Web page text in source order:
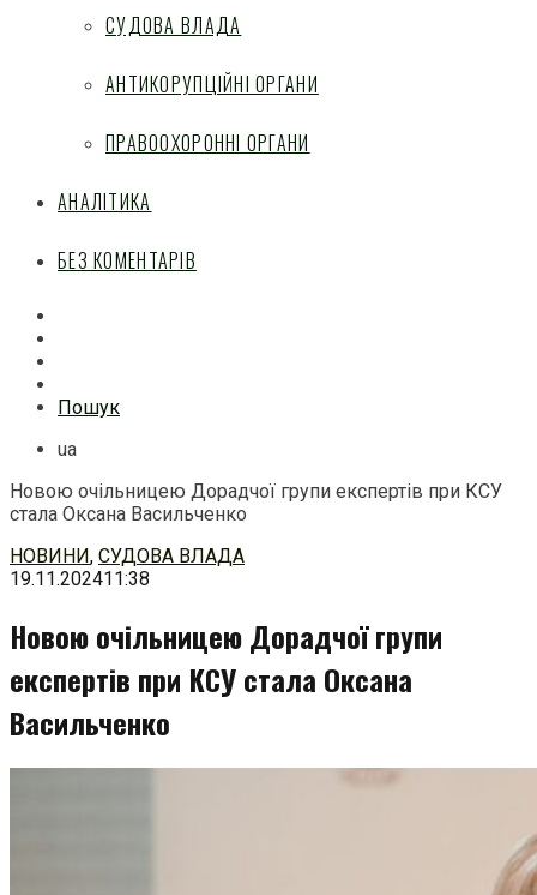
СУДОВА ВЛАДА
АНТИКОРУПЦІЙНІ ОРГАНИ
ПРАВООХОРОННІ ОРГАНИ
АНАЛІТИКА
БЕЗ КОМЕНТАРІВ
Пошук
ua
Новою очільницею Дорадчої групи експертів при КСУ
стала Оксана Васильченко
Перейти
до
НОВИНИ, СУДОВА ВЛАДА
19.11.202411:38
Новою очільницею Дорадчої групи
експертів при КСУ стала Оксана
Васильченко